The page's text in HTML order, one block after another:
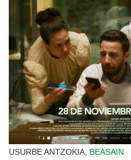
USURBE ANTZOKIA, BEASAIN